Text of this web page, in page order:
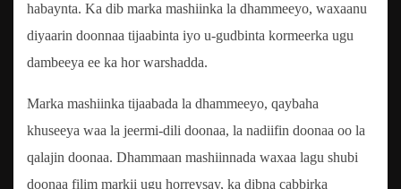
habaynta. Ka dib marka mashiinka la dhammeeyo, waxaanu
diyaarin doonnaa tijaabinta iyo u-gudbinta kormeerka ugu
dambeeya ee ka hor warshadda.
Marka mashiinka tijaabada la dhammeeyo, qaybaha
khuseeya waa la jeermi-dili doonaa, la nadiifin doonaa oo la
qalajin doonaa. Dhammaan mashiinnada waxaa lagu shubi
doonaa filim markii ugu horreysay, ka dibna cabbirka